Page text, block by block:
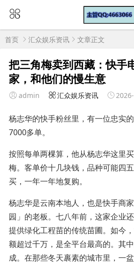
首页 汇众娱乐资讯 文章正文
把三角梅卖到西藏：快手
家，和他们的慢生意
admin 汇众娱乐资讯
杨志华的快手粉丝里，有一位忠实
7000多单。
按照每单两棵算，他从杨志华这里
梅。客单价十几块钱，品种可能四
买，一年一年地复购。
杨志华是云南本地人，也是快手商
园」的老板。七八年前，这家企业
提供绿化工程苗的传统苗圃。如今
额超过千万，是全平台最高的。其
成。在那些冬天裹素的城市里，一